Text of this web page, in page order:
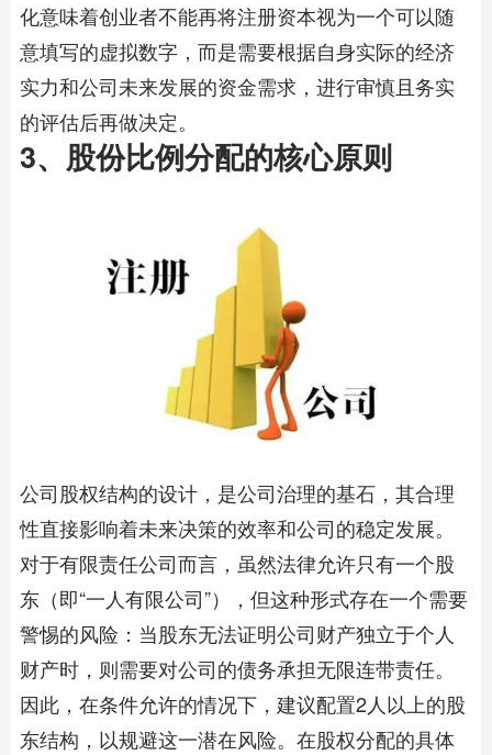
化意味着创业者不能再将注册资本视为一个可以随
意填写的虚拟数字，而是需要根据自身实际的经济
实力和公司未来发展的资金需求，进行审慎且务实
的评估后再做决定。
3、股份比例分配的核心原则
公司股权结构的设计，是公司治理的基石，其合理
性直接影响着未来决策的效率和公司的稳定发展。
对于有限责任公司而言，虽然法律允许只有一个股
东（即“一人有限公司”），但这种形式存在一个需要
警惕的风险：当股东无法证明公司财产独立于个人
财产时，则需要对公司的债务承担无限连带责任。
因此，在条件允许的情况下，建议配置2人以上的股
东结构，以规避这一潜在风险。在股权分配的具体